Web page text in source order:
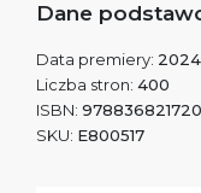
Dane
Data premiery:
Liczba stron: 400
ISBN:
SKU: E800517